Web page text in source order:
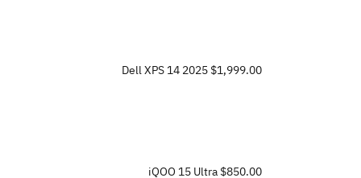
Dell XPS 14 2025$1,999.00
iQOO 15 Ultra$850.00